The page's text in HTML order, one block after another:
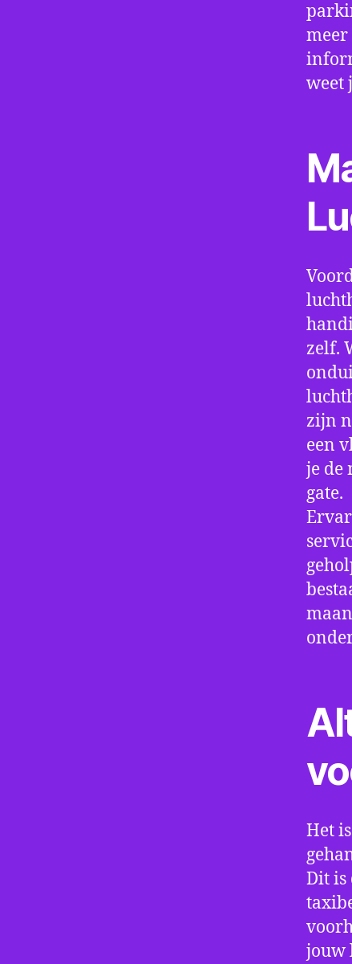
weet
zelf.
zijn
een
je de
gate.
Het
Dit is
jouw